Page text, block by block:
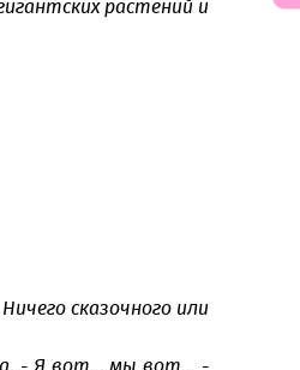
растений и
сказочного или